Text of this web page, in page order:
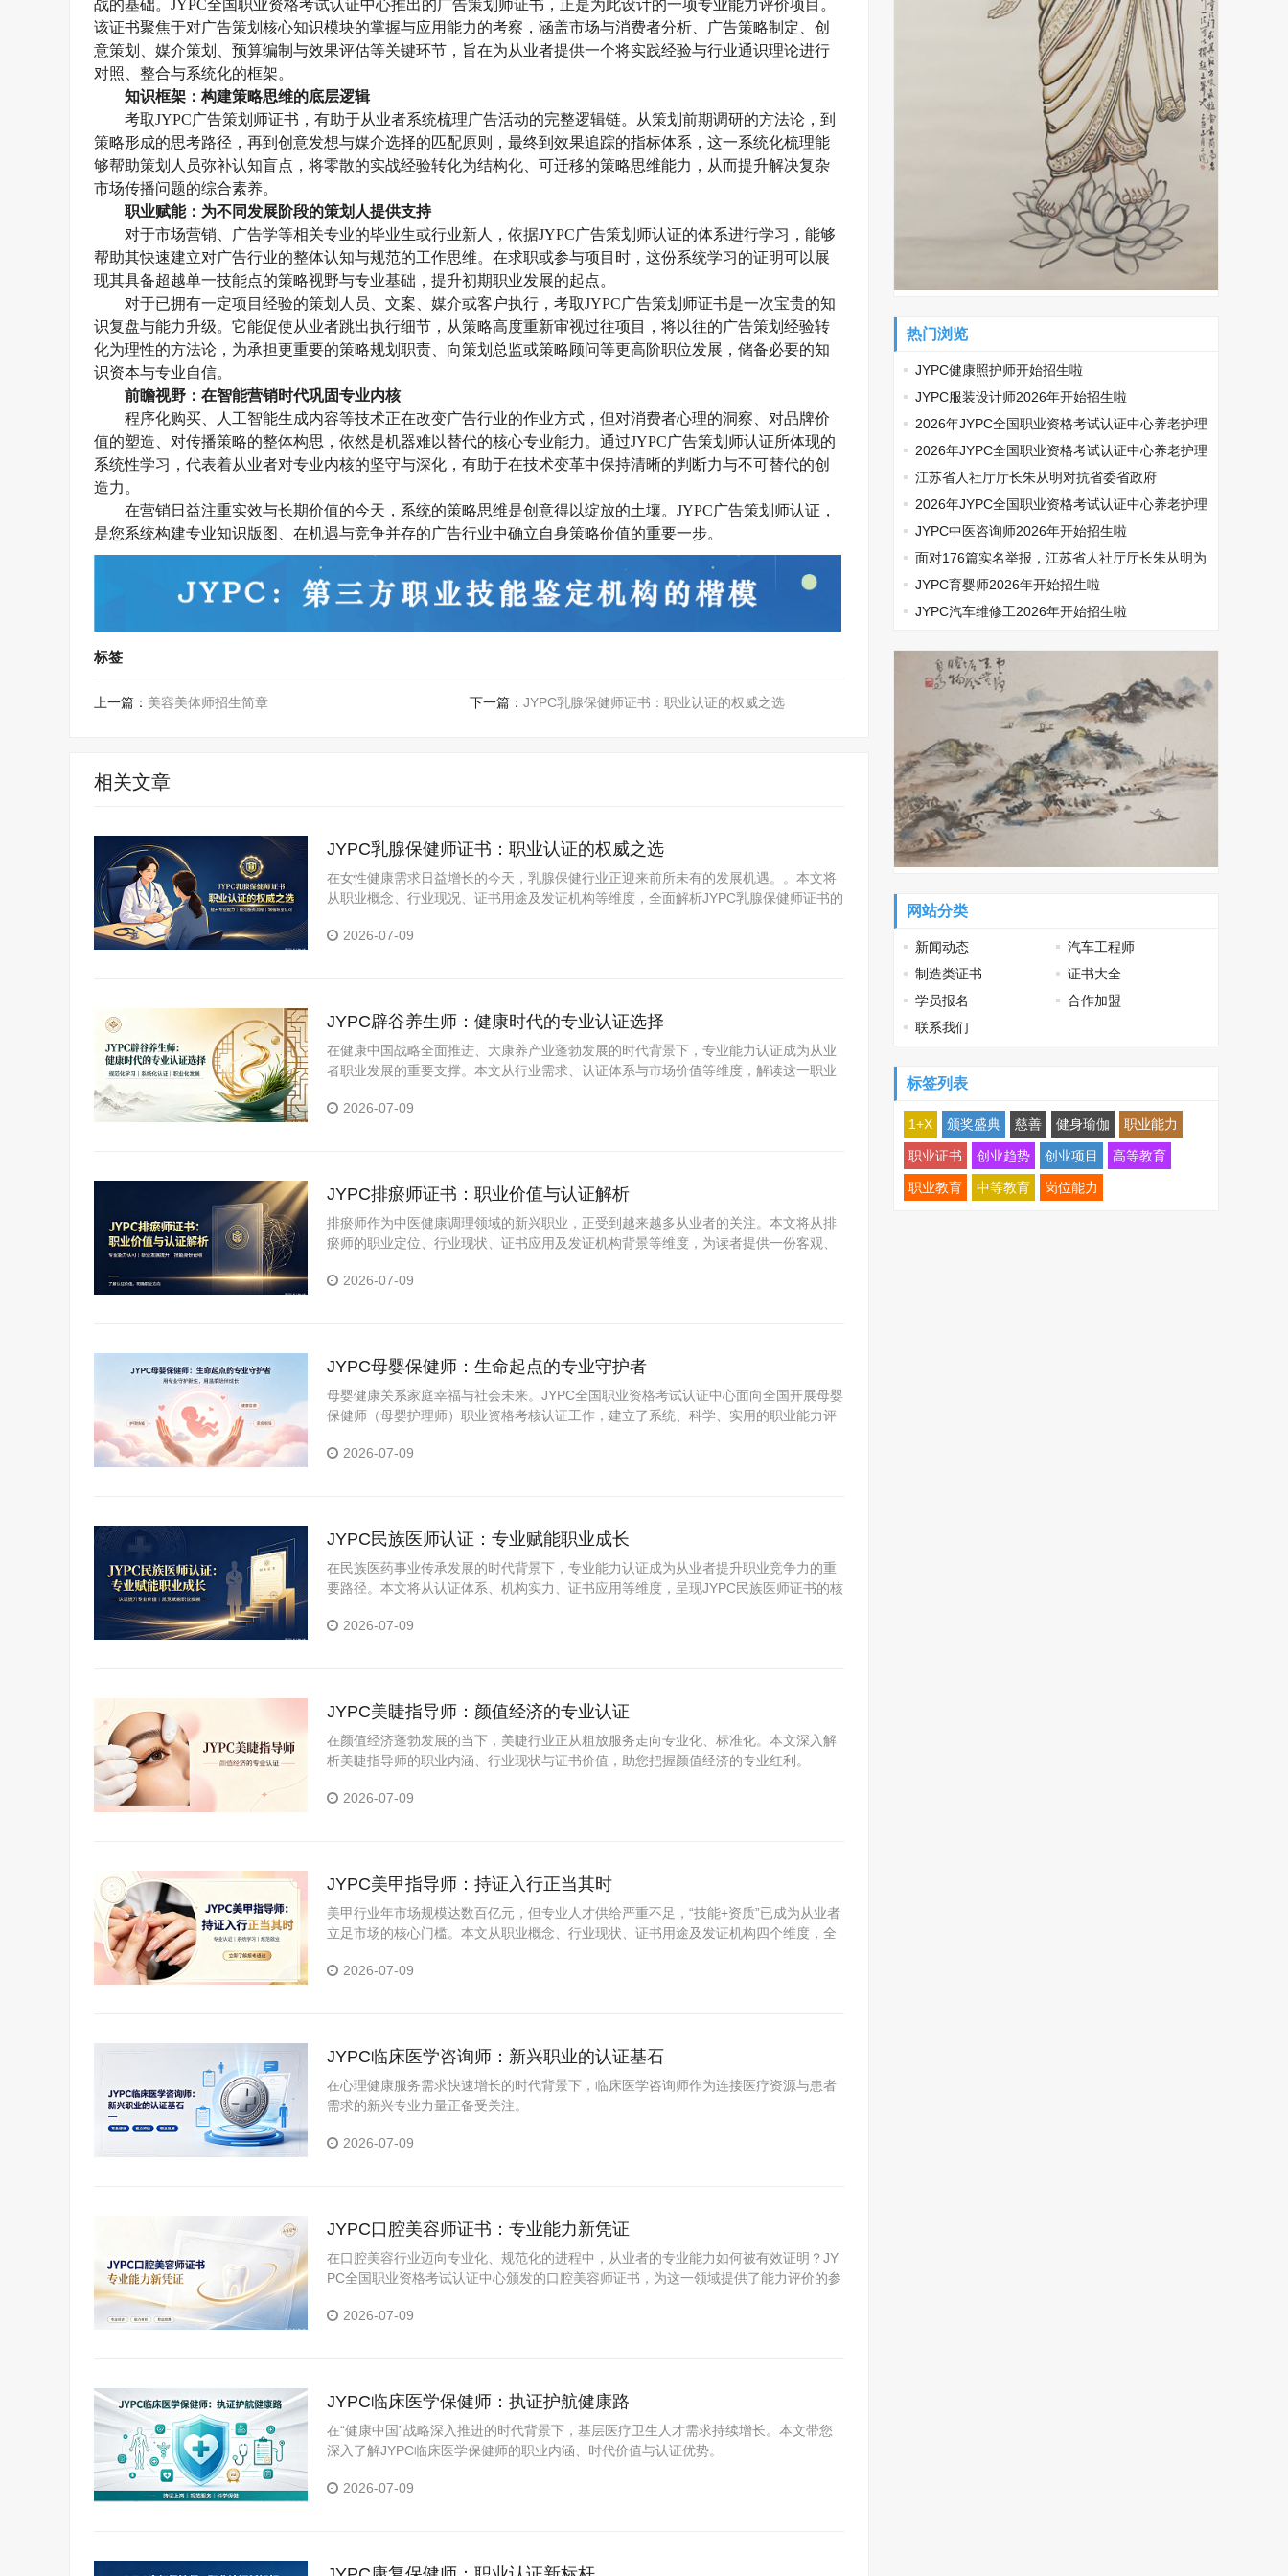
战的基础。 JYPC全国职业资格考试认证中心推出的广告策划师证书，正是为此设计的一项专业能力评价项目。
该证书聚焦于对广告策划核心知识模块的掌握与应用能力的考察，涵盖市场与消费者分析、广告策略制定、创
意策划、媒介策划、预算编制与效果评估等关键环节 ， 旨在为从业者提供一个将实践经验与行业通识理论进行
对照、整合与系统化的框架。
知识框架：构建策略思维的底层逻辑
考取JYPC广告策划师证书， 有助于从业者系统梳理广告活动的完整逻辑链。从策划 前期调研的方法论，到
策略形成的思考路径，再到创意发想与媒介选择的匹配原则，最终到效果追踪的指标体系，这一系统化梳理能
够帮助策划人员弥补认知盲点，将零散的实战经验转化为结构化、可迁移的策略思维能力，从而提升解决复杂
市场传播问题的综合素养。
职业赋能：为不同发展阶段的策划人提供支持
对于市场营销、广告学等相关专业的毕业生或行业新人，依据JYPC广告策划师认证的体系进行学习，能够
帮助其快速建立对广告行业的整体认知与规范的工作思维。在求职或参与项目时，这份系统学习的证明可以展
现其具备超越单一技能点的策略视野与专业基础，提升初期职业发展的起点。
对于已拥有一定项目经验的策划人员、文案、媒介或客户执行，考取JYPC广告策划师证书是一次宝贵的知
识复盘与能力升级。它能促使从业者跳出执行细节，从策略高度重新审视过往项目，将以往的广告策划经验转
化为理性的方法论，为承担更重要的策略规划职责、向策划总监或策略顾问等更高阶职位发展，储备必要的知
识资本与专业自信。
前瞻视野：在智能营销时代巩固专业内核
程序化购买、人工智能生成内容等技术正在改变广告行业的作业方式，但对消费者心理的洞察、对品牌价
值的塑造、对传播策略的整体构思，依然是机器难以替代的核心专业能力。通过JYPC广告策划师认证所体现的
系统性学习，代表着从业者对专业内核的坚守与深化，有助于在技术变革中保持清晰的判断力与不可替代的创
造力。
在营销日益注重实效与长期价值的今天，系统的策略思维是创意得以绽放的土壤。 JYPC广告策划师认证 ，
是您系统构建专业知识版图、在机遇与竞争并存的广告行业中确立自身策略价值的重要一步。
标签
上一篇： 美容美体师招生简章 下一篇： JYPC乳腺保健师证书：职业认证的权威之选
相关文章
JYPC乳腺保健师证书：职业认证的权威之选
在女性健康需求日益增长的今天，乳腺保健行业正迎来前所未有的发展机遇。。本文将
从职业概念、行业现况、证书用途及发证机构等维度，全面解析JYPC乳腺保健师证书的
2026-07-09
JYPC辟谷养生师：健康时代的专业认证选择
在健康中国战略全面推进、大康养产业蓬勃发展的时代背景下，专业能力认证成为从业
者职业发展的重要支撑。本文从行业需求、认证体系与市场价值等维度，解读这一职业
2026-07-09
JYPC排瘀师证书：职业价值与认证解析
排瘀师作为中医健康调理领域的新兴职业，正受到越来越多从业者的关注。本文将从排
瘀师的职业定位、行业现状、证书应用及发证机构背景等维度，为读者提供一份客观、
2026-07-09
JYPC母婴保健师：生命起点的专业守护者
母婴健康关系家庭幸福与社会未来。JYPC全国职业资格考试认证中心面向全国开展母婴
保健师（母婴护理师）职业资格考核认证工作，建立了系统、科学、实用的职业能力评
2026-07-09
JYPC民族医师认证：专业赋能职业成长
在民族医药事业传承发展的时代背景下，专业能力认证成为从业者提升职业竞争力的重
要路径。本文将从认证体系、机构实力、证书应用等维度，呈现JYPC民族医师证书的核
2026-07-09
JYPC美睫指导师：颜值经济的专业认证
在颜值经济蓬勃发展的当下，美睫行业正从粗放服务走向专业化、标准化。本文深入解
析美睫指导师的职业内涵、行业现状与证书价值，助您把握颜值经济的专业红利。
2026-07-09
JYPC美甲指导师：持证入行正当其时
美甲行业年市场规模达数百亿元，但专业人才供给严重不足，“技能+资质”已成为从业者
立足市场的核心门槛。本文从职业概念、行业现状、证书用途及发证机构四个维度，全
2026-07-09
JYPC临床医学咨询师：新兴职业的认证基石
在心理健康服务需求快速增长的时代背景下，临床医学咨询师作为连接医疗资源与患者
需求的新兴专业力量正备受关注。
2026-07-09
JYPC口腔美容师证书：专业能力新凭证
在口腔美容行业迈向专业化、规范化的进程中，从业者的专业能力如何被有效证明？JY
PC全国职业资格考试认证中心颁发的口腔美容师证书，为这一领域提供了能力评价的参
2026-07-09
JYPC临床医学保健师：执证护航健康路
在“健康中国”战略深入推进的时代背景下，基层医疗卫生人才需求持续增长。本文带您
深入了解JYPC临床医学保健师的职业内涵、时代价值与认证优势。
2026-07-09
热门浏览
JYPC健康照护师开始招生啦
JYPC服装设计师2026年开始招生啦
2026年JYPC全国职业资格考试认证中心养老护理
师开始报名啦
2026年JYPC全国职业资格考试认证中心养老护理
师开始报名啦
江苏省人社厅厅长朱从明对抗省委省政府
2026年JYPC全国职业资格考试认证中心养老护理
师开始报名啦
JYPC中医咨询师2026年开始招生啦
面对176篇实名举报，江苏省人社厅厅长朱从明为
何选择沉默
JYPC育婴师2026年开始招生啦
JYPC汽车维修工2026年开始招生啦
网站分类
新闻动态
汽车工程师
制造类证书
证书大全
学员报名
合作加盟
联系我们
标签列表
1+X 颁奖盛典 慈善 健身瑜伽 职业能力
职业证书 创业趋势 创业项目 高等教育
职业教育 中等教育 岗位能力